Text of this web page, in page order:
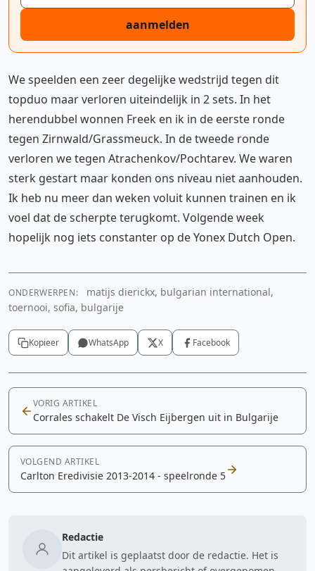
aanmelden
We speelden een zeer degelijke wedstrijd tegen dit
topduo maar verloren uiteindelijk in 2 sets. In het
herendubbel wonnen Freek en ik in de eerste ronde
tegen Zirnwald/Grassmeuck. In de tweede ronde
verloren we tegen Atrachenkov/Pochtarev. We waren
sterk gestart maar konden ons niveau niet aanhouden.
Ik heb nu meer dan weken voluit kunnen trainen en ik
voel dat de scherpte terugkomt. Volgende week
hopelijk nog iets constanter op de Yonex Dutch Open.
ONDERWERPEN:
matijs dierickx, bulgarian international,
toernooi, sofia, bulgarije
Kopieer WhatsApp X Facebook
VORIG ARTIKEL
Corrales schakelt De Visch Eijbergen uit in Bulgarije
VOLGEND ARTIKEL
Carlton Eredivisie 2013-2014 - speelronde 5
Redactie
Dit artikel is geplaatst door de redactie. Het is